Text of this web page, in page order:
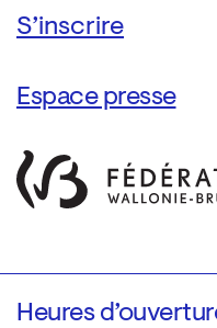
Espace presse
Heures